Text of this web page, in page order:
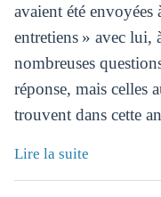
avaient été
entretiens » avec lui,
nombreuses
réponse, mais celles
trouvent dans cette
Lire la suite